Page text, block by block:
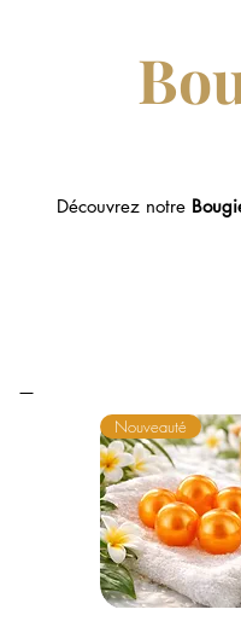
Découvrez notre
Nouveauté